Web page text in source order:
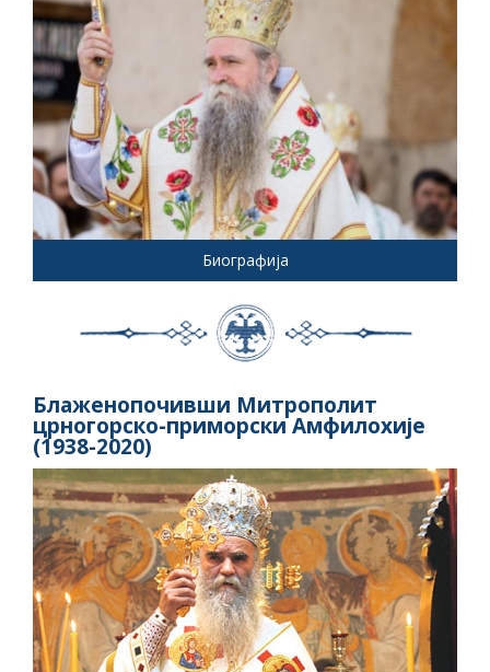
Биографија
Блаженопочивши Митрополит
црногорско-приморски Амфилохије
(1938-2020)